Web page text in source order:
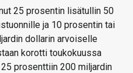
25 prosentin lisätullin 50
ja 10 prosentin tai
dollarin arvoiselle
korotti toukokuussa
prosenttiin 200 miljardin